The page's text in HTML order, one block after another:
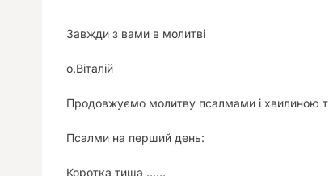
Завжди з вами в молитві
о.Віталій
Продовжуємо молитву псалмами і хвилиною
Псалми на перший день:
Коротка тиша ……